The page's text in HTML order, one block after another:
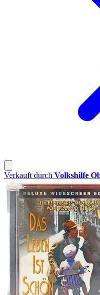
Verkauft durch Volkshilfe